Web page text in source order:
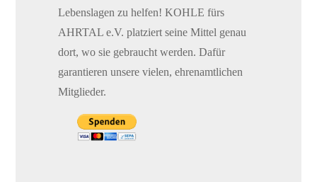
Lebenslagen zu helfen! KOHLE fürs
AHRTAL e.V. platziert seine Mittel genau
dort, wo sie gebraucht werden. Dafür
garantieren unsere vielen, ehrenamtlichen
Mitglieder.